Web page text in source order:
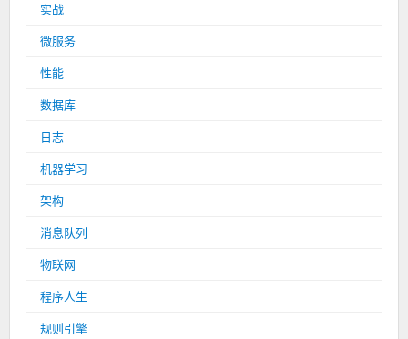
实战
微服务
性能
数据库
日志
机器学习
架构
消息队列
物联网
程序人生
规则引擎